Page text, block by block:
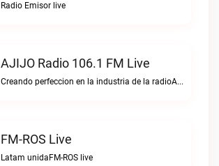
Radio Emisor live
AJIJO Radio 106.1 FM Live
Creando perfeccion en la industria de la radioAJIJO Radio 106.1 FM live
FM-ROS Live
Latam unidaFM-ROS live